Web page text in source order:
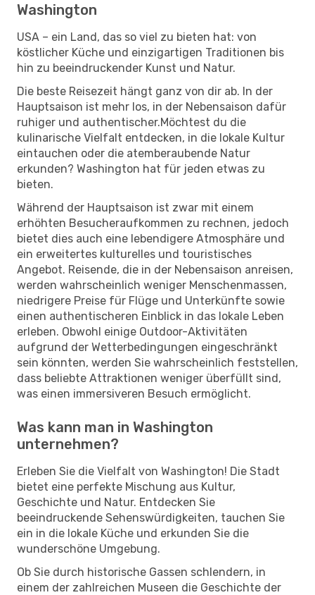
Washington
USA – ein Land, das so viel zu bieten hat: von
köstlicher Küche und einzigartigen Traditionen bis
hin zu beeindruckender Kunst und Natur.
Die beste Reisezeit hängt ganz von dir ab. In der
Hauptsaison ist mehr los, in der Nebensaison dafür
ruhiger und authentischer.Möchtest du die
kulinarische Vielfalt entdecken, in die lokale Kultur
eintauchen oder die atemberaubende Natur
erkunden? Washington hat für jeden etwas zu
bieten.
Während der Hauptsaison ist zwar mit einem
erhöhten Besucheraufkommen zu rechnen, jedoch
bietet dies auch eine lebendigere Atmosphäre und
ein erweitertes kulturelles und touristisches
Angebot. Reisende, die in der Nebensaison anreisen,
werden wahrscheinlich weniger Menschenmassen,
niedrigere Preise für Flüge und Unterkünfte sowie
einen authentischeren Einblick in das lokale Leben
erleben. Obwohl einige Outdoor-Aktivitäten
aufgrund der Wetterbedingungen eingeschränkt
sein könnten, werden Sie wahrscheinlich feststellen,
dass beliebte Attraktionen weniger überfüllt sind,
was einen immersiveren Besuch ermöglicht.
Was kann man in Washington
unternehmen?
Erleben Sie die Vielfalt von Washington! Die Stadt
bietet eine perfekte Mischung aus Kultur,
Geschichte und Natur. Entdecken Sie
beeindruckende Sehenswürdigkeiten, tauchen Sie
ein in die lokale Küche und erkunden Sie die
wunderschöne Umgebung.
Ob Sie durch historische Gassen schlendern, in
einem der zahlreichen Museen die Geschichte der